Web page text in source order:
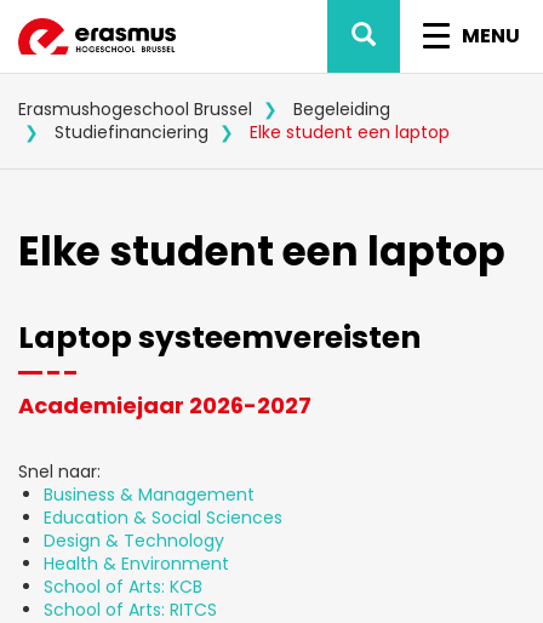
en
naar
de
inhoud
gaan
MENU
ZOEK
Erasmushogeschool Brussel
Begeleiding
Studiefinanciering
Elke student een laptop
Elke student een laptop
Laptop systeemvereisten
Academiejaar 2026-2027
Snel naar:
Business & Management
Education & Social Sciences
Design & Technology
Health & Environment
School of Arts: KCB
School of Arts: RITCS